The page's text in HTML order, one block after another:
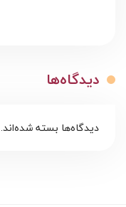
دیدگاه‌ها
دیدگاه‌ها بسته شده‌اند.